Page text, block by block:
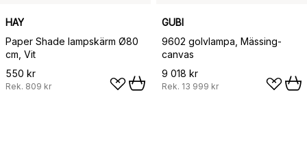
HAY
Paper Shade lampskärm Ø80
cm, Vit
550 kr
Rek. 809 kr
GUBI
9602 golvlampa, Mässing-
canvas
9 018 kr
Rek. 13 999 kr